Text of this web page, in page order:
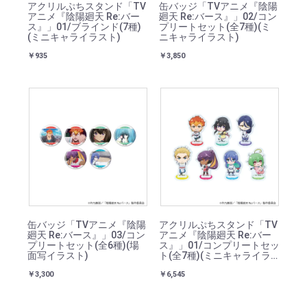
アクリルぷちスタンド「TV
アニメ『陰陽廻天 Re:バー
ス』」01/ブラインド(7種)
(ミニキャライラスト)
￥935
缶バッジ「TVアニメ『陰陽
廻天 Re:バース』」02/コン
プリートセット(全7種)(ミ
ニキャライラスト)
￥3,850
缶バッジ「TVアニメ『陰陽
廻天 Re:バース』」03/コン
プリートセット(全6種)(場
面写イラスト)
￥3,300
アクリルぷちスタンド「TV
アニメ『陰陽廻天 Re:バー
ス』」01/コンプリートセッ
ト(全7種)(ミニキャライラ
￥6,545